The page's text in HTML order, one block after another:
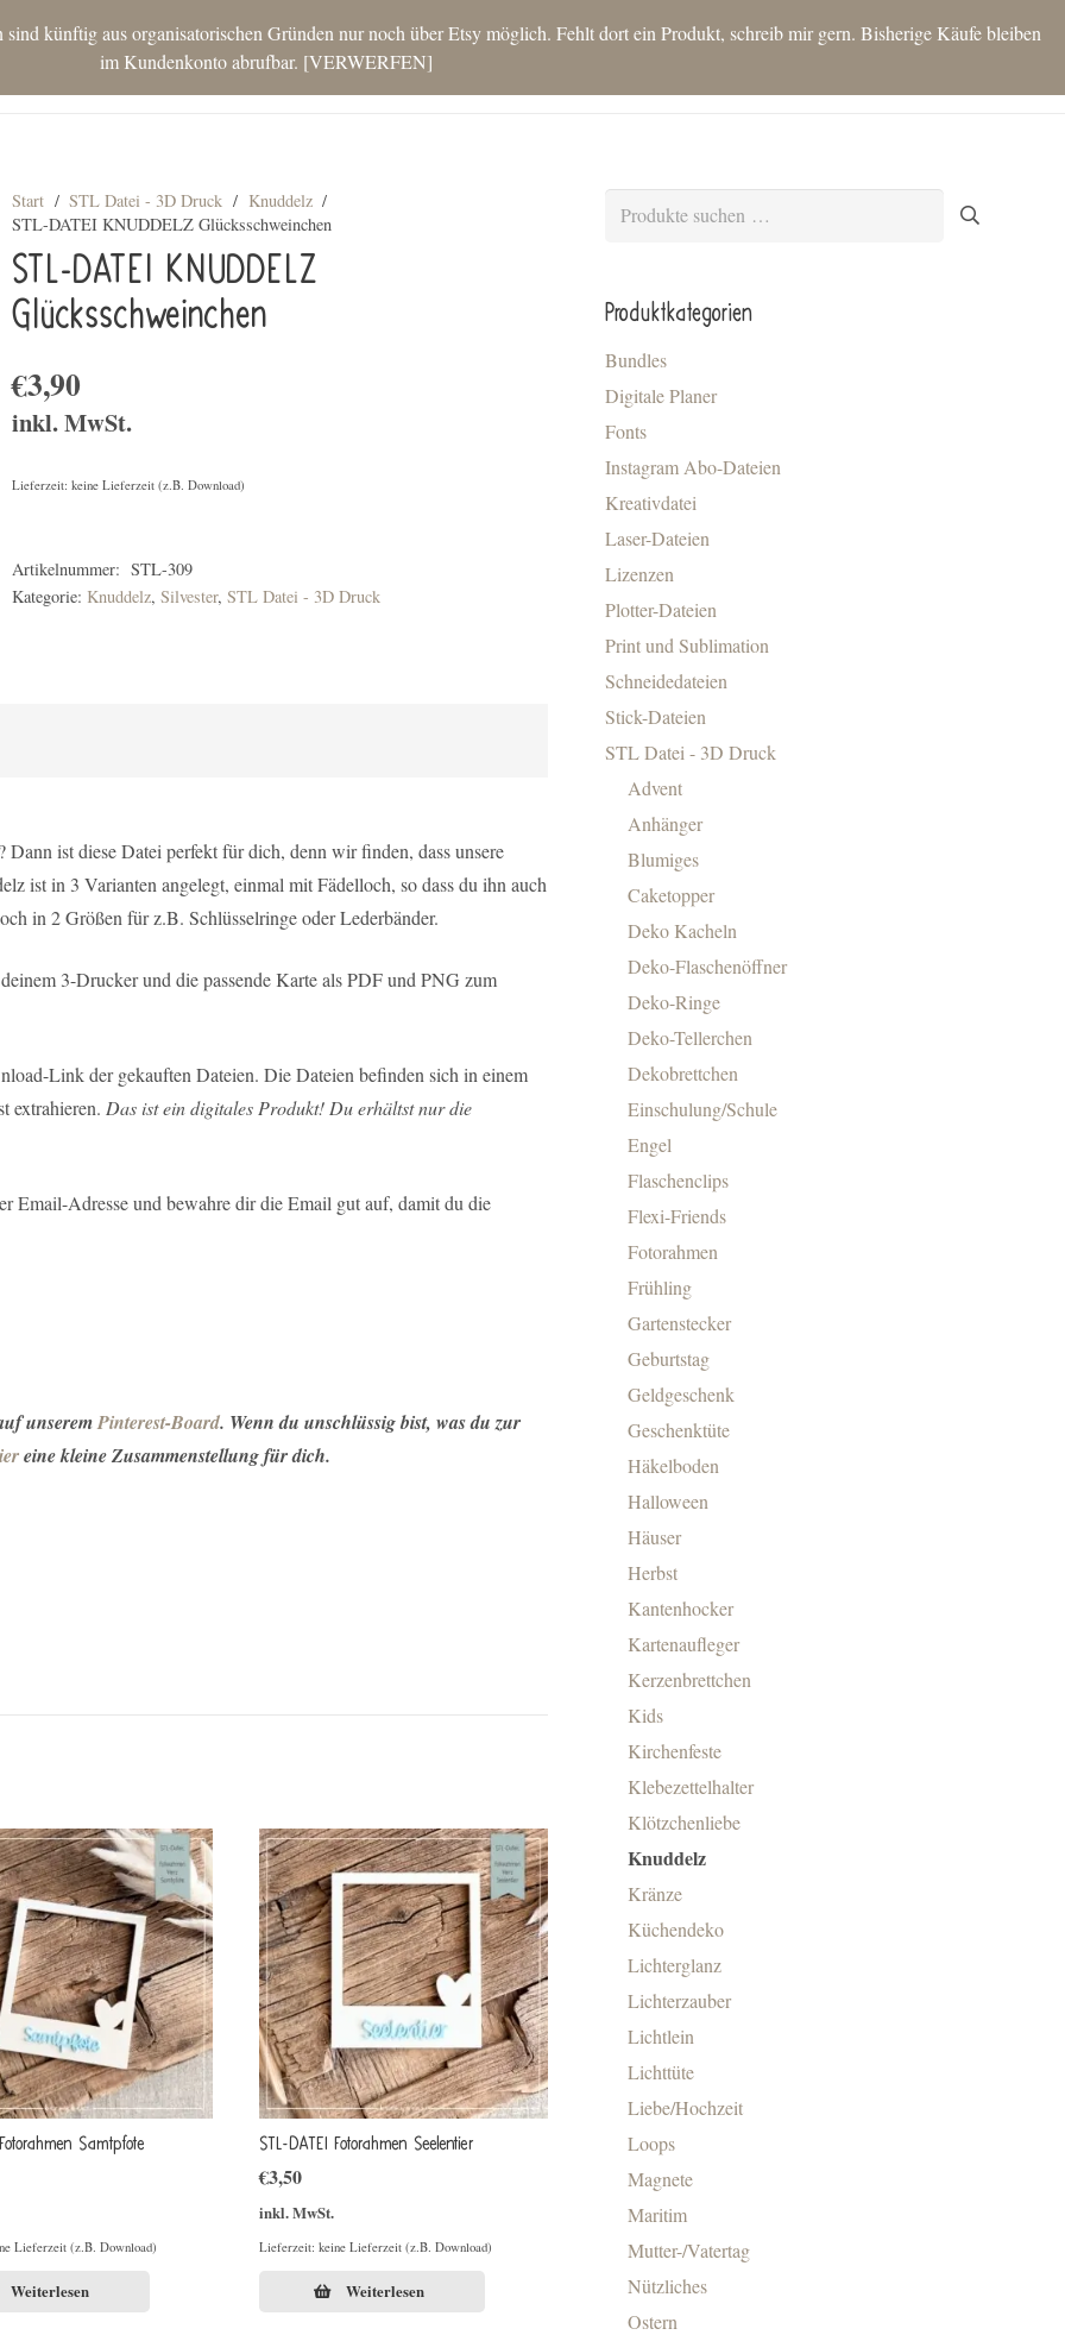
künftig aus organisatorischen Gründen nur noch über Etsy möglich. Fehlt dort ein Produkt, schreib mir gern. Bisherige Käufe bleiben
im Kundenkonto abrufbar. VERWERFEN
Start / STL Datei - 3D Druck / Knuddelz /
STL-DATEI KNUDDELZ Glücksschweinchen
STL-DATEI KNUDDELZ
Glücksschweinchen
€3,90
inkl. MwSt.
Lieferzeit: keine Lieferzeit (z.B. Download)
Artikelnummer: STL-309
Kategorie: Knuddelz,Silvester,STL Datei - 3D Druck
ist diese Datei perfekt für dich, denn wir finden, dass unsere
ist in 3 Varianten angelegt, einmal mit Fädelloch, so dass du ihn auch
in 2 Größen für z.B. Schlüsselringe oder Lederbänder.
3-Drucker und die passende Karte als PDF und PNG zum
Link der gekauften Dateien. Die Dateien befinden sich in einem
extrahieren. Das ist ein digitales Produkt! Du erhältst nur die
Email-Adresse und bewahre dir die Email gut auf, damit du die
unseremPinterest-Board. Wenn du unschlüssig bist, was du zur
eine kleine Zusammenstellung für dich.
Samtpfote
Lieferzeit (z.B. Download)
Weiterlesen
STL-DATEI Fotorahmen Seelentier
€3,50
inkl. MwSt.
Lieferzeit: keine Lieferzeit (z.B. Download)
Weiterlesen
Suchen
Produktkategorien
Bundles
Digitale Planer
Fonts
Instagram Abo-Dateien
Kreativdatei
Laser-Dateien
Lizenzen
Plotter-Dateien
Print und Sublimation
Schneidedateien
Stick-Dateien
STL Datei - 3D Druck
Advent
Anhänger
Blumiges
Caketopper
Deko Kacheln
Deko-Flaschenöffner
Deko-Ringe
Deko-Tellerchen
Dekobrettchen
Einschulung/Schule
Engel
Flaschenclips
Flexi-Friends
Fotorahmen
Frühling
Gartenstecker
Geburtstag
Geldgeschenk
Geschenktüte
Häkelboden
Halloween
Häuser
Herbst
Kantenhocker
Kartenaufleger
Kerzenbrettchen
Kids
Kirchenfeste
Klebezettelhalter
Klötzchenliebe
Knuddelz
Kränze
Küchendeko
Lichterglanz
Lichterzauber
Lichtlein
Lichttüte
Liebe/Hochzeit
Loops
Magnete
Maritim
Mutter-/Vatertag
Nützliches
Ostern